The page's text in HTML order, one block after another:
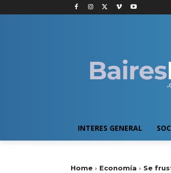
INTERES GENERAL
Home Economía Se